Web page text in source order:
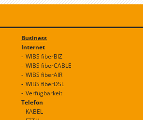
Business
Internet
WIBS fiberBIZ
WIBS fiberCABLE
WIBS fiberAIR
WIBS fiberDSL
Verfügbarkeit
Telefon
KABEL